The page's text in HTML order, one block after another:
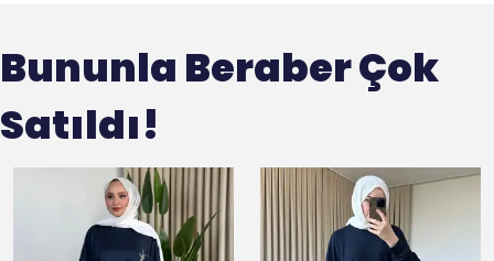
Bununla Beraber Çok
Satıldı!